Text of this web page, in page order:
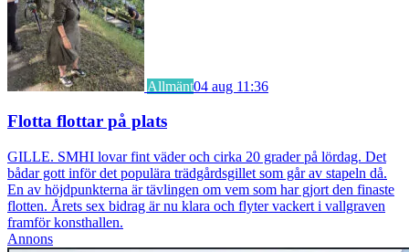
Allmänt04 aug 11:36
Flotta flottar på plats
GILLE. SMHI lovar fint väder och cirka 20 grader på lördag. Det
bådar gott inför det populära trädgårdsgillet som går av stapeln då.
En av höjdpunkterna är tävlingen om vem som har gjort den finaste
flotten. Årets sex bidrag är nu klara och flyter vackert i vallgraven
framför konsthallen.
Annons